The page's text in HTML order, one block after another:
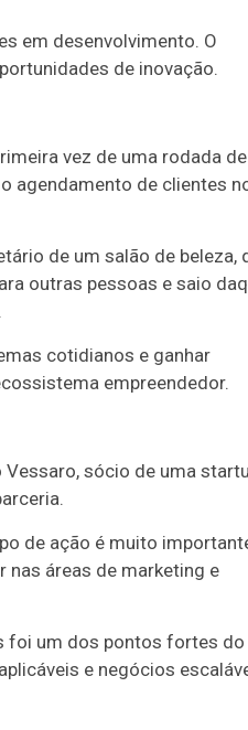
em desenvolvimento. O
de inovação.
vez de uma rodada de
agendamento de clientes
de um salão de beleza,
outras pessoas e saio
cotidianos e ganhar
empreendedor.
sócio de uma
de ação é muito
nas áreas de marketing e
foi um dos pontos fortes do
e negócios